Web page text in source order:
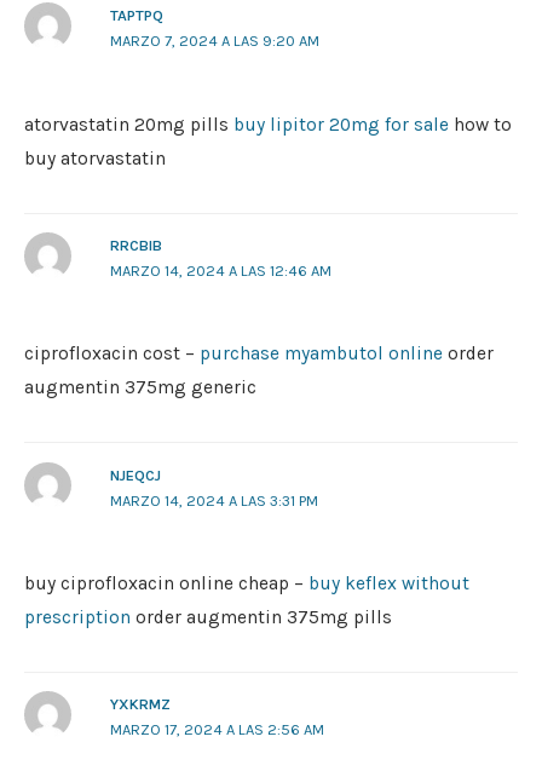
TAPTPQ
MARZO 7, 2024 A LAS 9:20 AM
atorvastatin 20mg pills buy lipitor 20mg for sale how to
buy atorvastatin
RRCBIB
MARZO 14, 2024 A LAS 12:46 AM
ciprofloxacin cost – purchase myambutol online order
augmentin 375mg generic
NJEQCJ
MARZO 14, 2024 A LAS 3:31 PM
buy ciprofloxacin online cheap – buy keflex without
prescription order augmentin 375mg pills
YXKRMZ
MARZO 17, 2024 A LAS 2:56 AM